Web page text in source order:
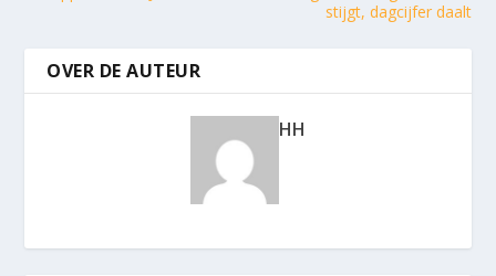
stijgt, dagcijfer daalt
OVER DE AUTEUR
HH